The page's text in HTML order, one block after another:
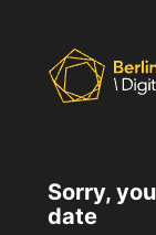
Sorry,
date